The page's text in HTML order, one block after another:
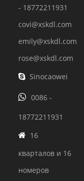
- 18772211931
covi@xskdl.com
emily@xskdl.com
rose@xskdl.com
 Sinocaowei
 0086 -
18772211931
 16
кварталов и 16
номеров